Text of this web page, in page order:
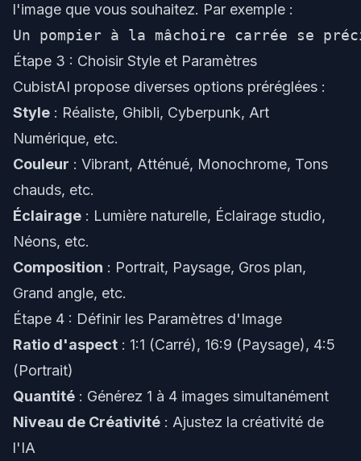
l'image que vous souhaitez. Par exemple :
Étape 3 : Choisir Style et Paramètres
CubistAI propose diverses options préréglées :
Style : Réaliste, Ghibli, Cyberpunk, Art
Numérique, etc.
Couleur : Vibrant, Atténué, Monochrome, Tons
chauds, etc.
Éclairage : Lumière naturelle, Éclairage studio,
Néons, etc.
Composition : Portrait, Paysage, Gros plan,
Grand angle, etc.
Étape 4 : Définir les Paramètres d'Image
Ratio d'aspect : 1:1 (Carré), 16:9 (Paysage), 4:5
(Portrait)
Quantité : Générez 1 à 4 images simultanément
Niveau de Créativité : Ajustez la créativité de
l'IA